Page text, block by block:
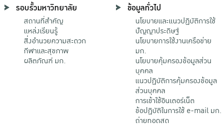
รอบรั้วมหาวิทยาลัย
สถานที่สำคัญ
แหล่งเรียนรู้
สิ่งอำนวยความสะดวก
กีฬาและสุขภาพ
ผลิตภัณฑ์ มก.
ข้อมูลทั่วไป
นโยบายและแนวปฏิบัติการใช้
ปัญญาประดิษฐ์
นโยบายการใช้งานเครือข่าย
มก.
นโยบายคุ้มครองข้อมูลส่วน
บุคคล
แนวปฏิบัติการคุ้มครองข้อมูล
ส่วนบุคคล
การเข้าใช้อินเตอร์เน็ต
ข้อปฏิบัติในการใช้ e-mail มก.
ถ่ายทอดสด